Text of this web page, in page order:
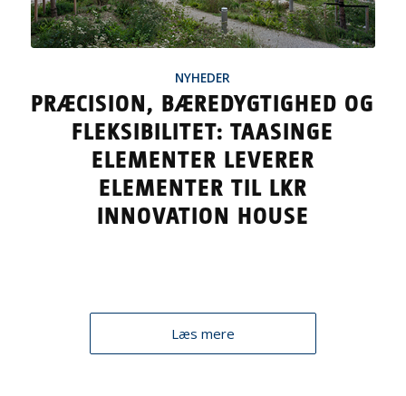
NYHEDER
PRÆCISION, BÆREDYGTIGHED OG
FLEKSIBILITET: TAASINGE
ELEMENTER LEVERER
ELEMENTER TIL LKR
INNOVATION HOUSE
Læs mere